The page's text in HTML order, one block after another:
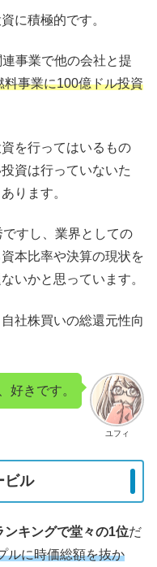
に積極的です。
事業で他の会社と提
事業に100億ドル投資
を行ってはいるもの
資は行っていないた
ります。
ですし、業界としての
本比率や決算の現状を
いかと思っています。
社株買いの総還元性向
ユフィ
好きです。
ビル
ンキングで堂々の1位だ
ルに時価総額を抜か